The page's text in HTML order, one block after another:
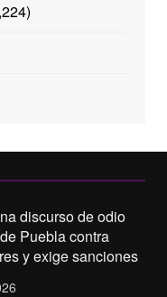
discurso de odio
Puebla contra
y exige sanciones